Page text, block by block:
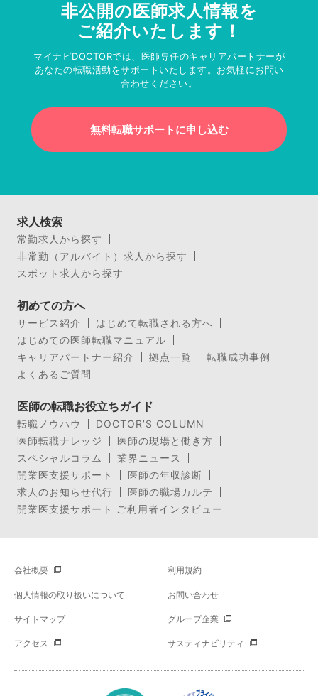
非公開の医師求人情報を
ご紹介いたします！
マイナビDOCTORでは、医師専任のキャリアパートナーが
あなたの転職活動をサポートいたします。お気軽にお問い
合わせください。
無料転職サポートに申し込む
求人検索
常勤求人から探す
非常勤（アルバイト）求人から探す
スポット求人から探す
初めての方へ
サービス紹介
はじめて転職される方へ
はじめての医師転職マニュアル
キャリアパートナー紹介
拠点一覧
転職成功事例
よくあるご質問
医師の転職お役立ちガイド
転職ノウハウ
DOCTOR’S COLUMN
医師転職ナレッジ
医師の現場と働き方
スペシャルコラム
業界ニュース
開業医支援サポート
医師の年収診断
求人のお知らせ代行
医師の職場カルテ
開業医支援サポート ご利用者インタビュー
会社概要 利用規約
個人情報の取り扱いについて お問い合わせ
サイトマップ グループ企業
アクセス サスティナビリティ